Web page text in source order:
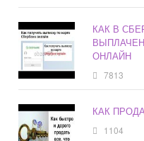
КАК В
ОНЛАЙН
7813
КАК
1104